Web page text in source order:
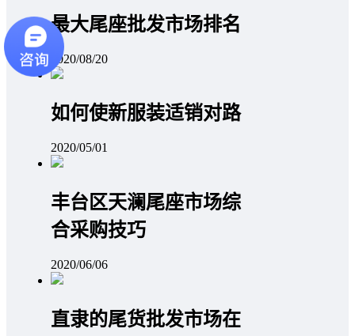
最大尾座批发市场排名
2020/08/20
如何使新服装适销对路
2020/05/01
丰台区天澜尾座市场综
合采购技巧
2020/06/06
直隶的尾货批发市场在